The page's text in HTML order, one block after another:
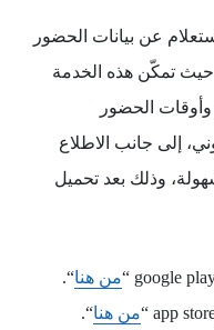
عن بيانات الحضور
حيث تمكّن هذه الخدمة
الحضور
إلى جانب الاطلاع
وذلك بعد تحميل
من هنا“.
من هنا“.